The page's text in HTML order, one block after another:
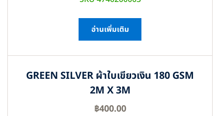
อ่านเพิ่มเติม
GREEN SILVER ผ้าใบเขียวเงิน 180 GSM
2M X 3M
฿400.00